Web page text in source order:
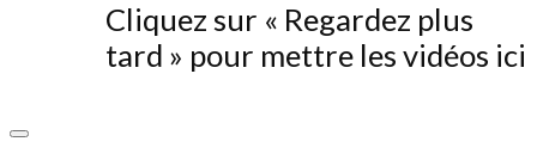
Cliquez sur « Regardez plus
tard » pour mettre les vidéos ici